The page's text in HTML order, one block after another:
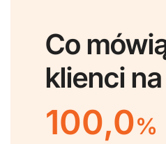
Co
klienci
100,0%